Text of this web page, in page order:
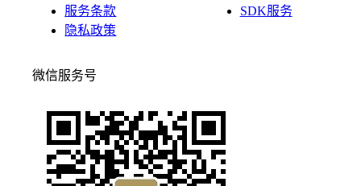
服务条款
隐私政策
SDK服务
微信服务号